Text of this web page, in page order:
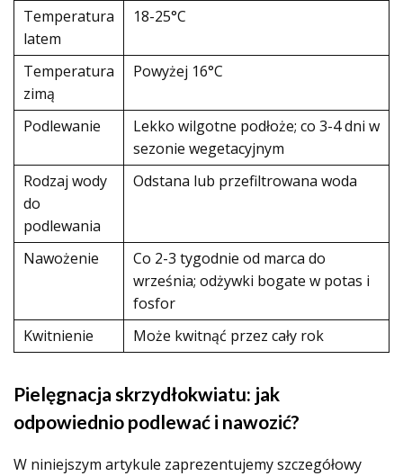
Temperatura
latem
18-25°C
Temperatura
zimą
Powyżej 16°C
Podlewanie
Lekko wilgotne podłoże; co 3-4 dni w
sezonie wegetacyjnym
Rodzaj wody
do
podlewania
Odstana lub przefiltrowana woda
Nawożenie
Co 2-3 tygodnie od marca do
września; odżywki bogate w potas i
fosfor
Kwitnienie
Może kwitnąć przez cały rok
Pielęgnacja skrzydłokwiatu: jak
odpowiednio podlewać i nawozić?
W niniejszym artykule zaprezentujemy szczegółowy